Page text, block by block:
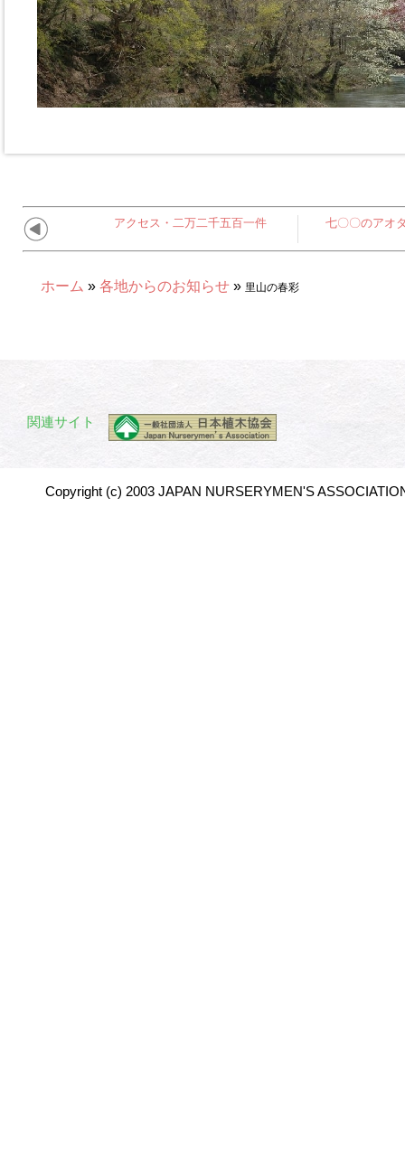
アクセス・二万二千五百一件 七〇〇のアオ
ホーム » 各地からのお知らせ » 里山の春彩
関連サイト
Copyright (c) 2003 JAPAN NURSERYMEN'S